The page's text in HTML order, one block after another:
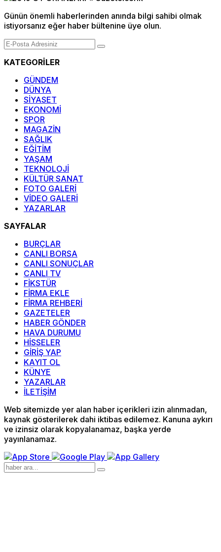
Günün önemli haberlerinden anında bilgi sahibi olmak
istiyorsanız eğer haber bültenine üye olun.
KATEGORİLER
GÜNDEM
DÜNYA
SİYASET
EKONOMİ
SPOR
MAGAZİN
SAĞLIK
EĞİTİM
YAŞAM
TEKNOLOJİ
KÜLTÜR SANAT
FOTO GALERİ
VİDEO GALERİ
YAZARLAR
SAYFALAR
BURÇLAR
CANLI BORSA
CANLI SONUÇLAR
CANLI TV
FİKSTÜR
FİRMA EKLE
FİRMA REHBERİ
GAZETELER
HABER GÖNDER
HAVA DURUMU
HİSSELER
GİRİŞ YAP
KAYIT OL
KÜNYE
YAZARLAR
İLETİŞİM
Web sitemizde yer alan haber içerikleri izin alınmadan,
kaynak gösterilerek dahi iktibas edilemez. Kanuna aykırı
ve izinsiz olarak kopyalanamaz, başka yerde
yayınlanamaz.